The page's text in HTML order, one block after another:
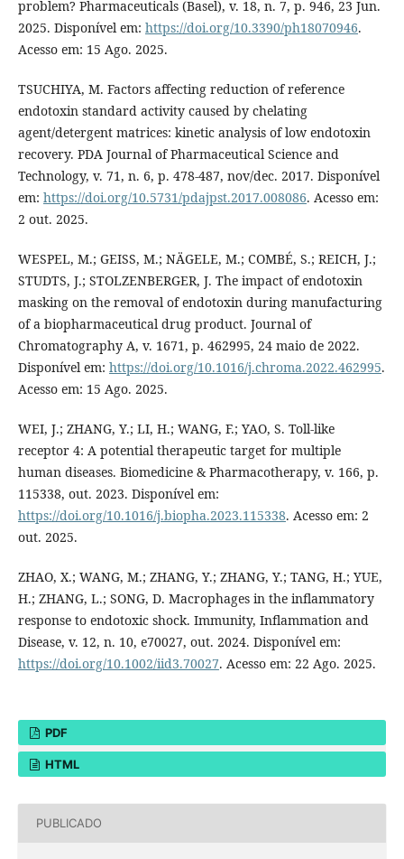
problem? Pharmaceuticals (Basel), v. 18, n. 7, p. 946, 23 Jun.
2025. Disponível em: https://doi.org/10.3390/ph18070946.
Acesso em: 15 Ago. 2025.
TSUCHIYA, M. Factors affecting reduction of reference
endotoxin standard activity caused by chelating
agent/detergent matrices: kinetic analysis of low endotoxin
recovery. PDA Journal of Pharmaceutical Science and
Technology, v. 71, n. 6, p. 478-487, nov/dec. 2017. Disponível
em: https://doi.org/10.5731/pdajpst.2017.008086. Acesso em:
2 out. 2025.
WESPEL, M.; GEISS, M.; NÄGELE, M.; COMBÉ, S.; REICH, J.;
STUDTS, J.; STOLZENBERGER, J. The impact of endotoxin
masking on the removal of endotoxin during manufacturing
of a biopharmaceutical drug product. Journal of
Chromatography A, v. 1671, p. 462995, 24 maio de 2022.
Disponível em: https://doi.org/10.1016/j.chroma.2022.462995.
Acesso em: 15 Ago. 2025.
WEI, J.; ZHANG, Y.; LI, H.; WANG, F.; YAO, S. Toll-like
receptor 4: A potential therapeutic target for multiple
human diseases. Biomedicine & Pharmacotherapy, v. 166, p.
115338, out. 2023. Disponível em:
https://doi.org/10.1016/j.biopha.2023.115338. Acesso em: 2
out. 2025.
ZHAO, X.; WANG, M.; ZHANG, Y.; ZHANG, Y.; TANG, H.; YUE,
H.; ZHANG, L.; SONG, D. Macrophages in the inflammatory
response to endotoxic shock. Immunity, Inflammation and
Disease, v. 12, n. 10, e70027, out. 2024. Disponível em:
https://doi.org/10.1002/iid3.70027. Acesso em: 22 Ago. 2025.
PDF
HTML
PUBLICADO